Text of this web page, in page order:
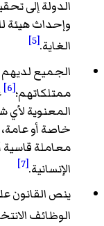
الدولة إلى
وإحداث هيئة
الغاية.[5]
الجميع
ممتلكاتهم؛[6]
المعنوية
خاصة أو
معاملة قاسية
الإنسانية.[7]
ينص القانون
الوظائف